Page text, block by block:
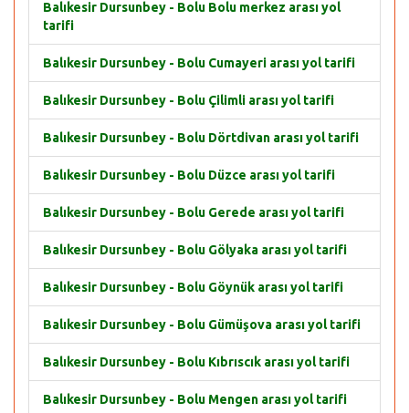
Balıkesir Dursunbey - Bolu Bolu merkez arası yol
tarifi
Balıkesir Dursunbey - Bolu Cumayeri arası yol tarifi
Balıkesir Dursunbey - Bolu Çilimli arası yol tarifi
Balıkesir Dursunbey - Bolu Dörtdivan arası yol tarifi
Balıkesir Dursunbey - Bolu Düzce arası yol tarifi
Balıkesir Dursunbey - Bolu Gerede arası yol tarifi
Balıkesir Dursunbey - Bolu Gölyaka arası yol tarifi
Balıkesir Dursunbey - Bolu Göynük arası yol tarifi
Balıkesir Dursunbey - Bolu Gümüşova arası yol tarifi
Balıkesir Dursunbey - Bolu Kıbrıscık arası yol tarifi
Balıkesir Dursunbey - Bolu Mengen arası yol tarifi